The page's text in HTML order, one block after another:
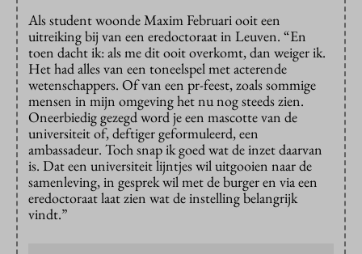
Als student woonde Maxim Februari ooit een
uitreiking bij van een eredoctoraat in Leuven. “En
toen dacht ik: als me dit ooit overkomt, dan weiger ik.
Het had alles van een toneelspel met acterende
wetenschappers. Of van een pr-feest, zoals sommige
mensen in mijn omgeving het nu nog steeds zien.
Oneerbiedig gezegd word je een mascotte van de
universiteit of, deftiger geformuleerd, een
ambassadeur. Toch snap ik goed wat de inzet daarvan
is. Dat een universiteit lijntjes wil uitgooien naar de
samenleving, in gesprek wil met de burger en via een
eredoctoraat laat zien wat de instelling belangrijk
vindt.”